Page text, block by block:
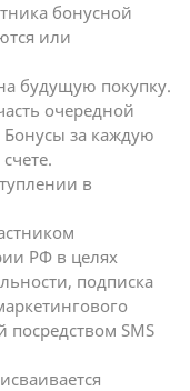
бонусной
или
будущую покупку.
очередной
Бонусы за каждую
в
РФ в целях
подписка
SMS